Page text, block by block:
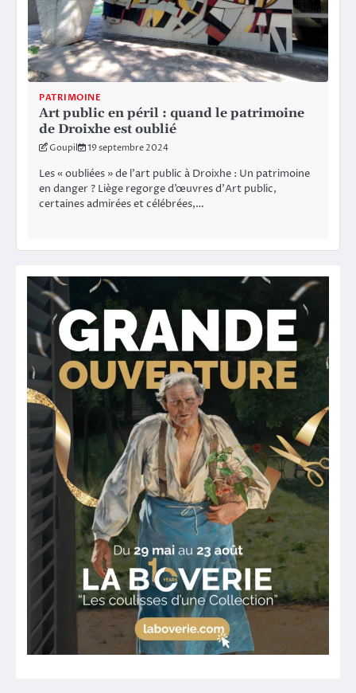
PATRIMOINE
Art public en péril : quand le patrimoine
de Droixhe est oublié
Goupil 19 septembre 2024
Les « oubliées » de l’art public à Droixhe : Un patrimoine
en danger ? Liège regorge d’œuvres d’Art public,
certaines admirées et célébrées,…